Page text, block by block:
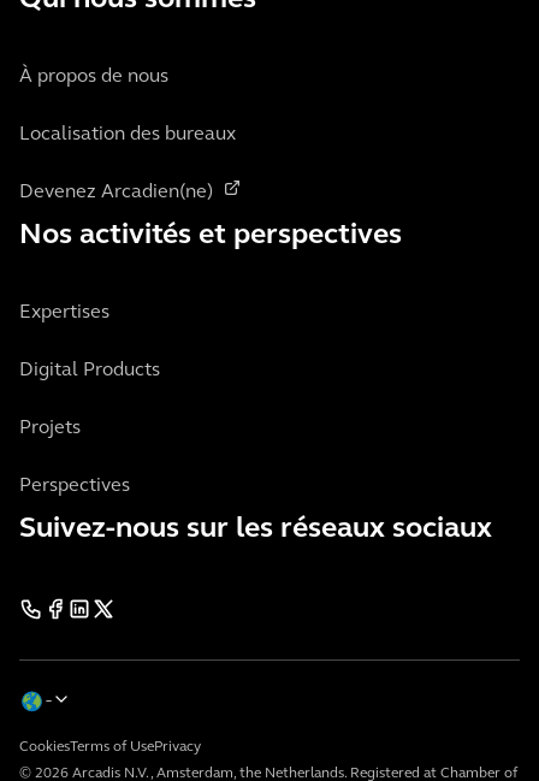
À propos de nous
Localisation des bureaux
Devenez Arcadien(ne)
Nos activités et perspectives
Expertises
Digital Products
Projets
Perspectives
Suivez-nous sur les réseaux sociaux
© 2026 Arcadis N.V., Amsterdam, the Netherlands. Registered at Chamber of
CookiesTerms of UsePrivacy